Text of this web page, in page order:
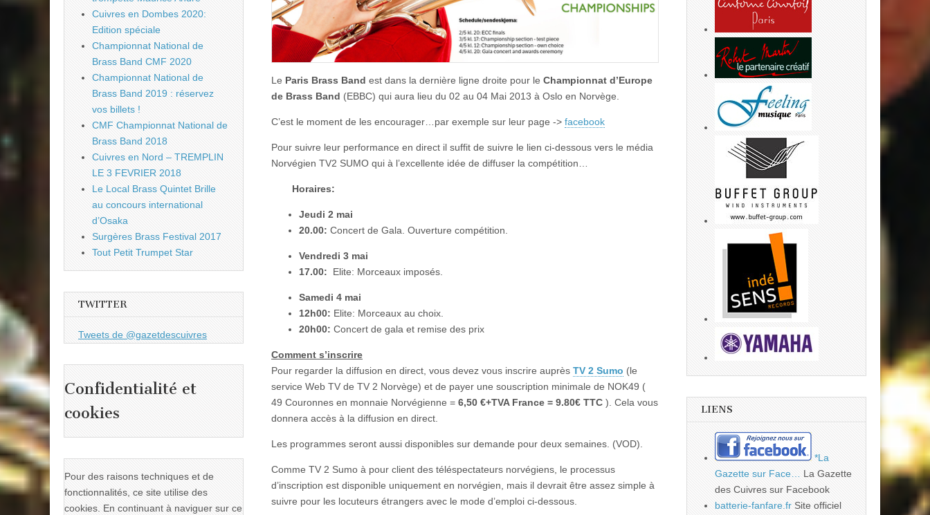
Le Paris Brass Band est dans la dernière ligne droite pour le Championnat d’Europe
de Brass Band (EBBC) qui aura lieu du 02 au 04 Mai 2013 à Oslo en Norvège.
C’est le moment de les encourager…par exemple sur leur page -> facebook
Pour suivre leur performance en direct il suffit de suivre le lien ci-dessous vers le média
Norvégien TV2 SUMO qui à l’excellente idée de diffuser la compétition…
Horaires:
Jeudi 2 mai
20.00: Concert de Gala. Ouverture compétition.
Vendredi 3 mai
17.00: Elite: Morceaux imposés.
Samedi 4 mai
12h00: Elite: Morceaux au choix.
20h00: Concert de gala et remise des prix
Comment s’inscrire
Pour regarder la diffusion en direct, vous devez vous inscrire auprès TV 2 Sumo (le
service Web TV de TV 2 Norvège) et de payer une souscription minimale de NOK49 (
49 Couronnes en monnaie Norvégienne = 6,50 €+TVA France = 9.80€ TTC ). Cela vous
donnera accès à la diffusion en direct.
Les programmes seront aussi disponibles sur demande pour deux semaines. (VOD).
Comme TV 2 Sumo à pour client des téléspectateurs norvégiens, le processus
d’inscription est disponible uniquement en norvégien, mais il devrait être assez simple à
suivre pour les locuteurs étrangers avec le mode d’emploi ci-dessous.
Cuivres en Dombes 2020:
Edition spéciale
Championnat National de
Brass Band CMF 2020
Championnat National de
Brass Band 2019 : réservez
vos billets !
CMF Championnat National de
Brass Band 2018
Cuivres en Nord – TREMPLIN
LE 3 FEVRIER 2018
Le Local Brass Quintet Brille
au concours international
d’Osaka
Surgères Brass Festival 2017
Tout Petit Trumpet Star
TWITTER
Tweets de @gazetdescuivres
Confidentialité et
cookies
Pour des raisons techniques et de
fonctionnalités, ce site utilise des
cookies. En continuant à naviguer sur ce
LIENS
*La
Gazette sur Face…
La Gazette
des Cuivres sur Facebook
batterie-fanfare.fr Site officiel